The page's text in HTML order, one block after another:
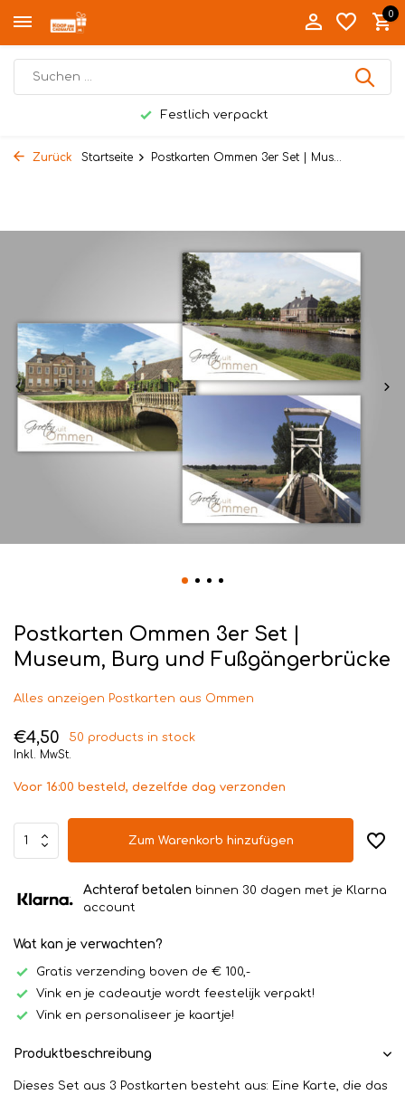
0
Festlich verpackt
Zurück Startseite Postkarten Ommen 3er Set | Mus...
Postkarten Ommen 3er Set |
Museum, Burg und Fußgängerbrücke
Alles anzeigen Postkarten aus Ommen
€4,50
50 products in stock
Inkl. MwSt.
Voor 16:00 besteld, dezelfde dag verzonden
Zum Warenkorb hinzufügen
Achteraf betalen binnen 30 dagen met je Klarna
account
Wat kan je verwachten?
Gratis verzending boven de € 100,-
Vink en je cadeautje wordt feestelijk verpakt!
Vink en personaliseer je kaartje!
Produktbeschreibung
Dieses Set aus 3 Postkarten besteht aus: Eine Karte, die das